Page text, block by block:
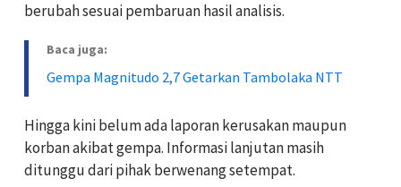
berubah sesuai pembaruan hasil analisis.
Baca juga:
Gempa Magnitudo 2,7 Getarkan Tambolaka NTT
Hingga kini belum ada laporan kerusakan maupun
korban akibat gempa. Informasi lanjutan masih
ditunggu dari pihak berwenang setempat.